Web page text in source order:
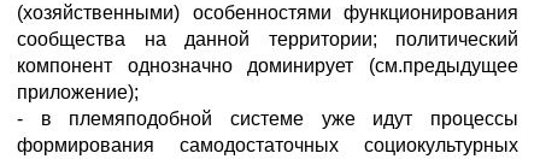
(хозяйственными) особенностями функционирования
сообщества на данной территории; политический
компонент однозначно доминирует (см.предыдущее
приложение);
- в племяподобной системе уже идут процессы
формирования самодостаточных социокультурных